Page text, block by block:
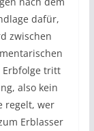
dafür,
zwischen
Erbfolge tritt
also kein
regelt, wer
Erblasser